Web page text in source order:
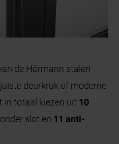
de Hörmann stalen
deurkruk of moderne
in totaal kiezen uit 10
slot en 11 anti-